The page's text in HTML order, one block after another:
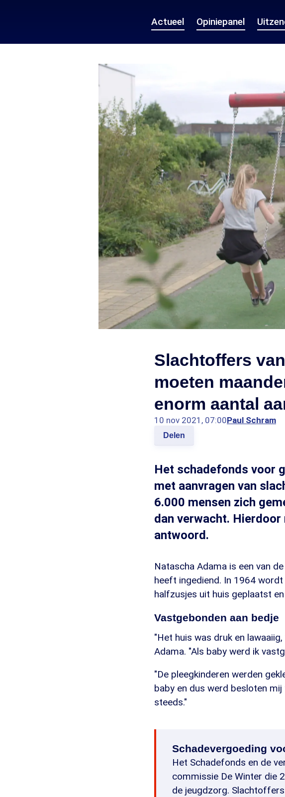
Actueel Opiniepanel
Slachtoffers
moeten
enorm aantal
10 nov 2021, 07:00Paul Schram
Delen
Het schadefonds voor
met aanvragen van
6.000 mensen zich
dan verwacht.
antwoord.
Natascha Adama is een van
heeft ingediend. In 1964
halfzusjes uit huis geplaatst
Vastgebonden aan bedje
"Het huis was druk en
Adama. "Als baby werd ik
"De pleegkinderen werden
baby en dus werd besloten
steeds."
Schadevergoeding
Het Schadefonds en de
commissie De Winter die
de jeugdzorg.